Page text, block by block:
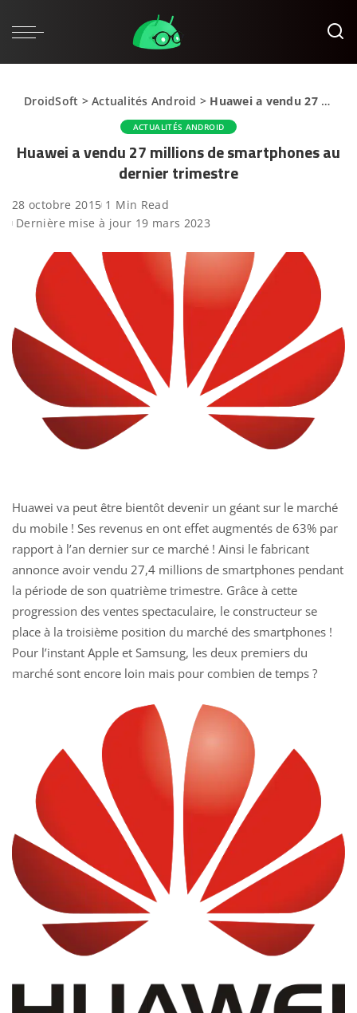
DroidSoft >Actualités Android > Huawei a vendu 27 millions de smartphones au dernier trimestre
ACTUALITÉS ANDROID
Huawei a vendu 27 millions de smartphones au
dernier trimestre
28 octobre 2015 1 Min Read
Dernière mise à jour 19 mars 2023
Huawei va peut être bientôt devenir un géant sur le marché
du mobile ! Ses revenus en ont effet augmentés de 63% par
rapport à l’an dernier sur ce marché ! Ainsi le fabricant
annonce avoir vendu 27,4 millions de smartphones pendant
la période de son quatrième trimestre. Grâce à cette
progression des ventes spectaculaire, le constructeur se
place à la troisième position du marché des smartphones !
Pour l’instant Apple et Samsung, les deux premiers du
marché sont encore loin mais pour combien de temps ?